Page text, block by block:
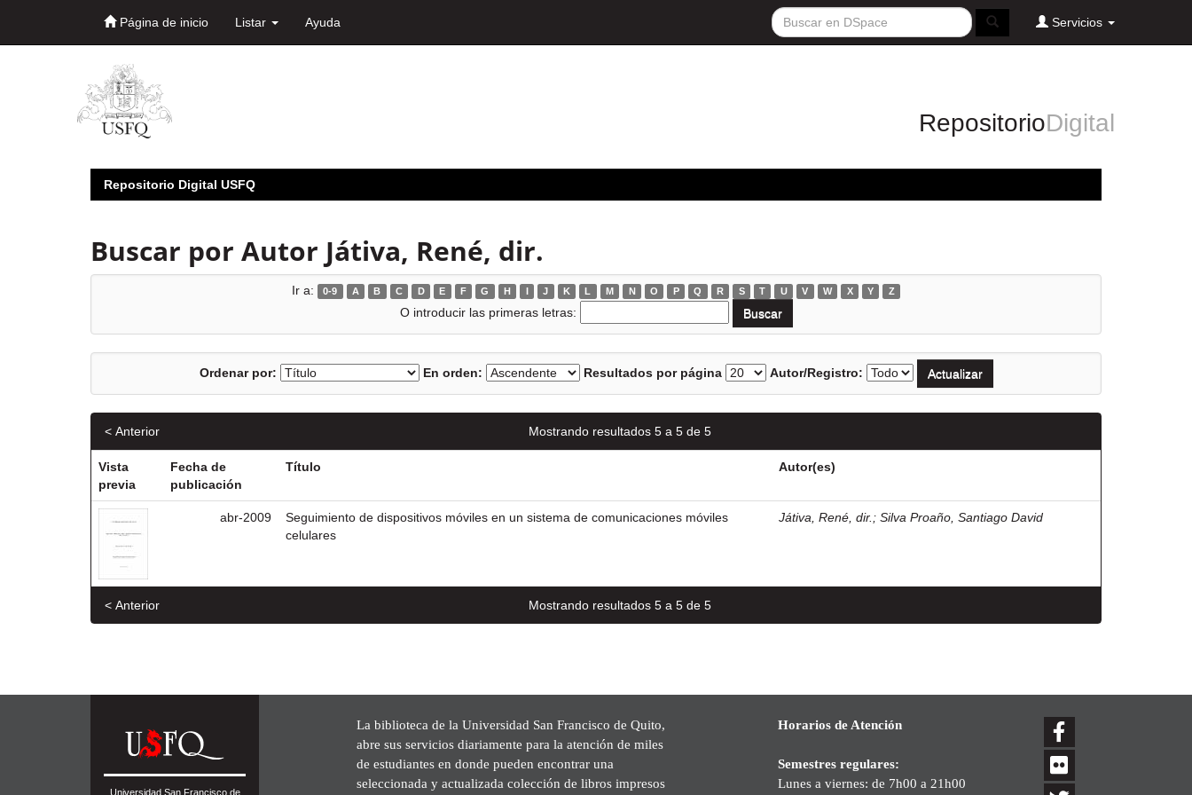
Página de inicio Listar Ayuda Servicios
RepositorioDigital
Repositorio Digital USFQ
Buscar por Autor Játiva, René, dir.
Ir a: 0-9 A B C D E F G H I J K L M N O P Q R S T U V W X Y Z
O introducir las primeras letras:
Ordenar por: En orden: Resultados por página Autor/Registro:
Mostrando resultados 5 a 5 de 5
< Anterior
Vista
previa
Fecha de
publicación
Título Autor(es)
abr-2009
Seguimiento de dispositivos móviles en un sistema de comunicaciones móviles
celulares
Játiva, René, dir. ; Silva Proaño, Santiago David
Mostrando resultados 5 a 5 de 5
< Anterior
Universidad San Francisco de
La biblioteca de la Universidad San Francisco de Quito,
abre sus servicios diariamente para la atención de miles
de estudiantes en donde pueden encontrar una
seleccionada y actualizada colección de libros impresos
Horarios de Atención
Semestres regulares:
Lunes a viernes: de 7h00 a 21h00